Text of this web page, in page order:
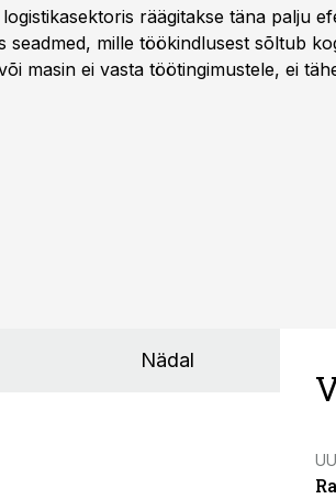
räägitakse täna palju
seadmed, mille töökindlusest sõltub
masin ei vasta töötingimustele, ei
Nädal